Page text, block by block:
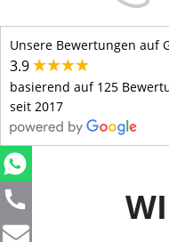
Unsere Bewertungen auf
3.9
basierend auf 125
seit 2017